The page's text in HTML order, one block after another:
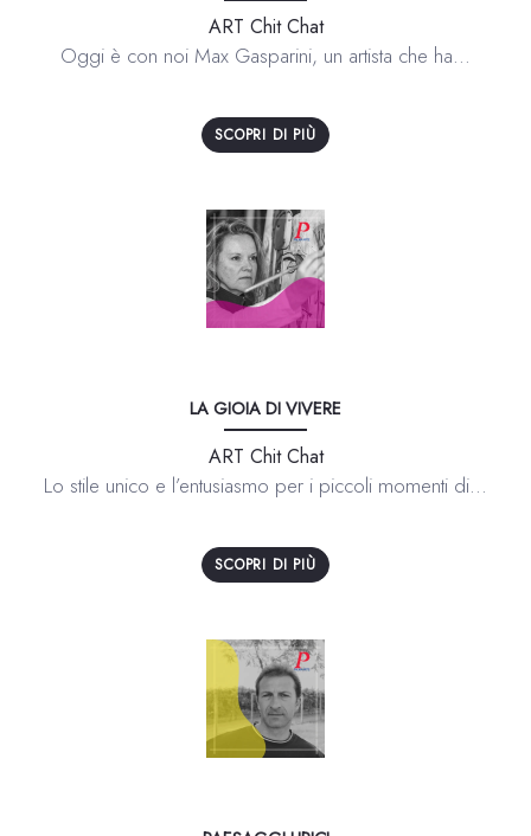
ART Chit Chat
Oggi è con noi Max Gasparini, un artista che ha...
SCOPRI DI PIÙ
LA GIOIA DI VIVERE
ART Chit Chat
Lo stile unico e l’entusiasmo per i piccoli momenti di...
SCOPRI DI PIÙ